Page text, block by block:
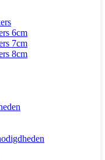
6cm
7cm
8cm